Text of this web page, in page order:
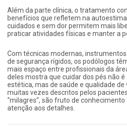
Além da parte clínica, o tratamento
benefícios que refletem na
cuidados e sem dor permitem mais
praticar atividades físicas e manter a
Com técnicas modernas,
de segurança rígidos, os podólogos
mais espaço entre profissionais da
deles mostra que cuidar dos pés não
estética, mas de saúde e qualidade
muitas vezes descritos pelos
“milagres”, são fruto de
atenção aos detalhes.